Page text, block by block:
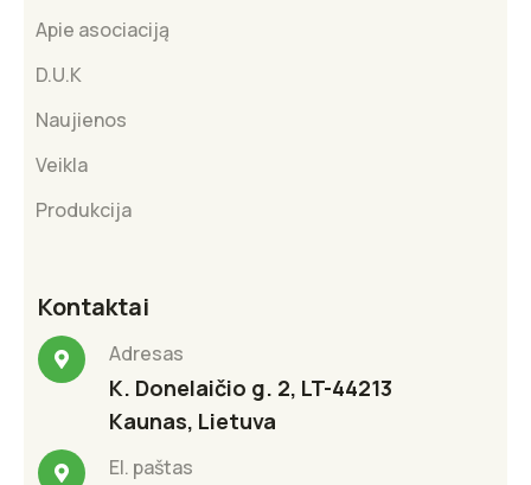
Apie asociaciją
D.U.K
Naujienos
Veikla
Produkcija
Kontaktai
Adresas
K. Donelaičio g. 2, LT-44213
Kaunas, Lietuva
El. paštas